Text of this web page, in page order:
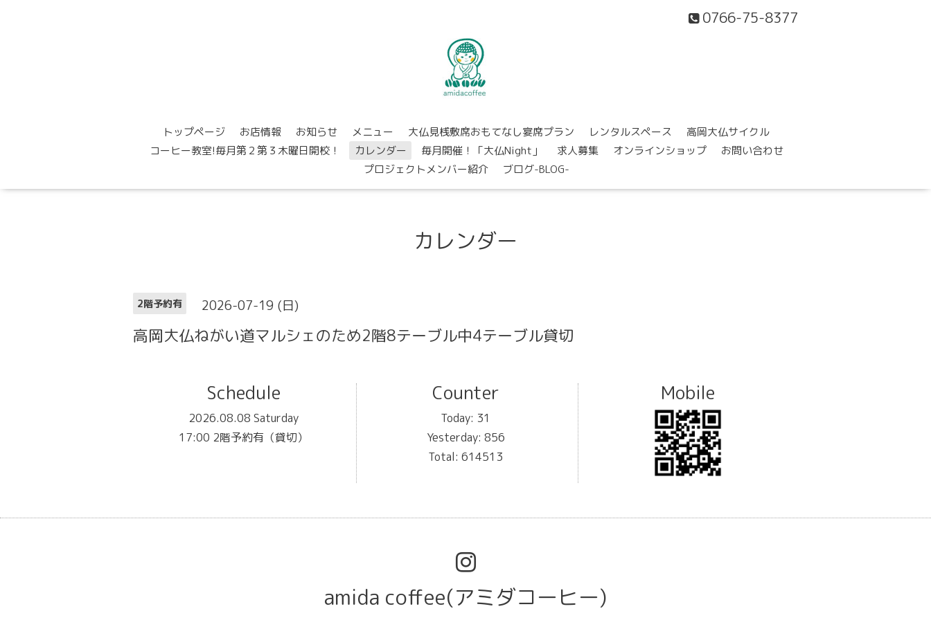
0766-75-8377
トップページ お店情報 お知らせ メニュー 大仏見桟敷席おもてなし宴席プラン レンタルスペース
高岡大仏サイクル
コーヒー教室!毎月第２第３木曜日開校！
カレンダー 毎月開催！「大仏Night」 求人募集 オンラインショップ
お問い合わせ
プロジェクトメンバー紹介
ブログ-BLOG-
カレンダー
2階予約有 2026-07-19 (日)
高岡大仏ねがい道マルシェのため2階8テーブル中4テーブル貸切
Schedule
2026.08.08 Saturday
17:00 2階予約有（貸切）
Counter
Today: 31
Yesterday: 856
Total:614513
Mobile
amida coffee(アミダコーヒー)